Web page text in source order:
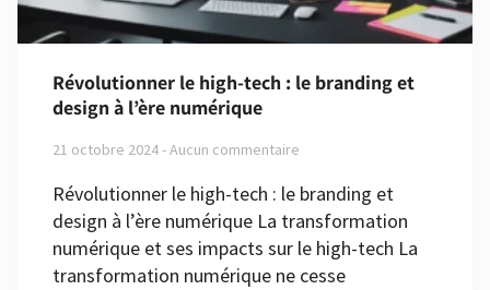
Révolutionner le high-tech : le branding et
design à l’ère numérique
21 octobre 2024 Aucun commentaire
Révolutionner le high-tech : le branding et
design à l’ère numérique La transformation
numérique et ses impacts sur le high-tech La
transformation numérique ne cesse